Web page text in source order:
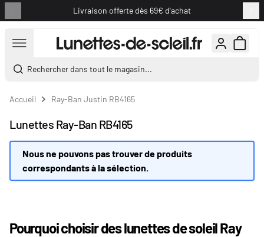
Livraison offerte dès 69€ d'achat
Rechercher dans tout le magasin...
Accueil Ray-Ban Justin RB4165
Lunettes Ray-Ban RB4165
Nous ne pouvons pas trouver de produits
correspondants à la sélection.
Pourquoi choisir des lunettes de soleil Ray